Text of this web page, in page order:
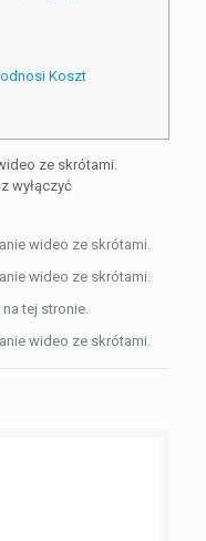
Koszt
ze skrótami.
wyłączyć
wideo ze skrótami.
wideo ze skrótami.
tej stronie.
wideo ze skrótami.